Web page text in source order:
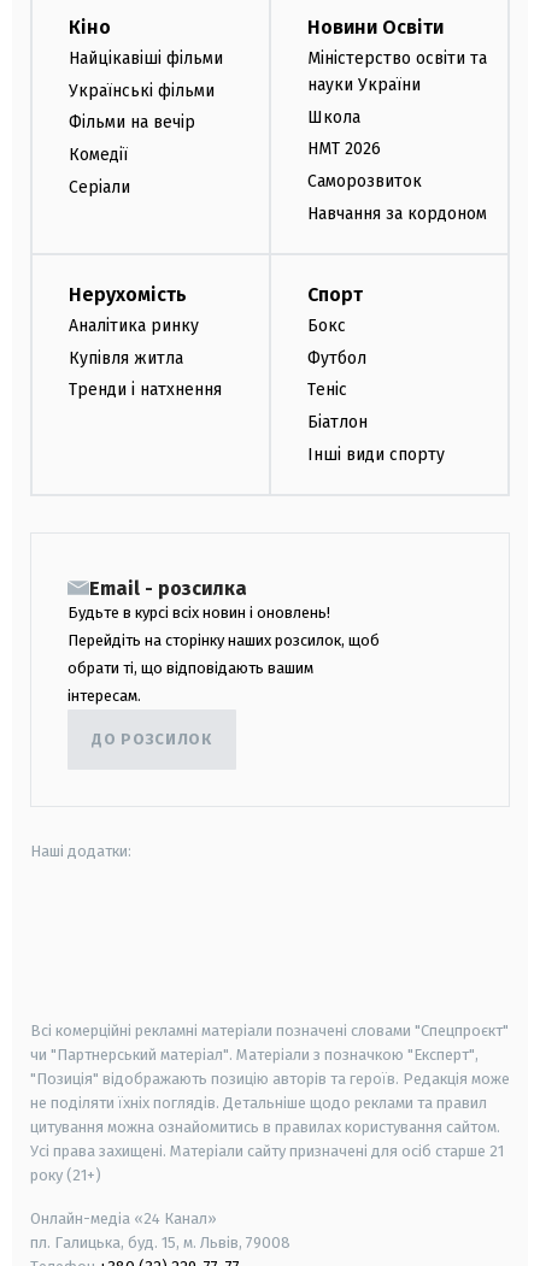
Кіно
Найцікавіші фільми
Українські фільми
Фільми на вечір
Комедії
Серіали
Новини Освіти
Міністерство освіти та
науки України
Школа
НМТ 2026
Саморозвиток
Навчання за кордоном
Нерухомість
Аналітика ринку
Купівля житла
Тренди і натхнення
Спорт
Бокс
Футбол
Теніс
Біатлон
Інші види спорту
Email - розсилка
Будьте в курсі всіх новин і оновлень!
Перейдіть на сторінку наших розсилок, щоб
обрати ті, що відповідають вашим
інтересам.
ДО РОЗСИЛОК
Наші додатки:
Всі комерційні рекламні матеріали позначені словами "Спецпроєкт"
чи "Партнерський матеріал". Матеріали з позначкою "Експерт",
"Позиція" відображають позицію авторів та героїв. Редакція може
не поділяти їхніх поглядів. Детальніше щодо реклами та правил
цитування можна ознайомитись в правилах користування сайтом.
Усі права захищені. Матеріали сайту призначені для осіб старше 21
року (21+)
Онлайн-медіа «24 Канал»
пл. Галицька, буд. 15, м. Львів, 79008